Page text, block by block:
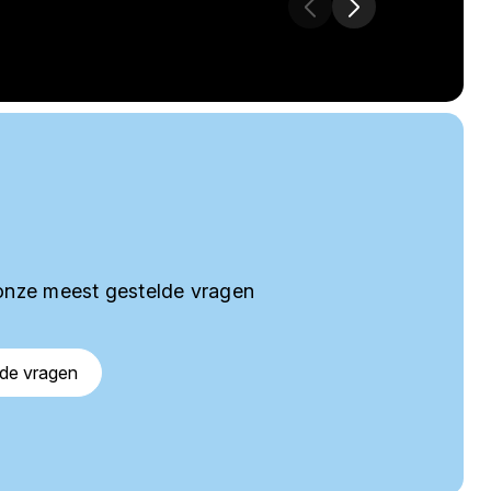
meest gestelde vragen
vragen